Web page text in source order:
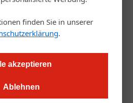
finden Sie in unserer
.
akzeptieren
Ablehnen